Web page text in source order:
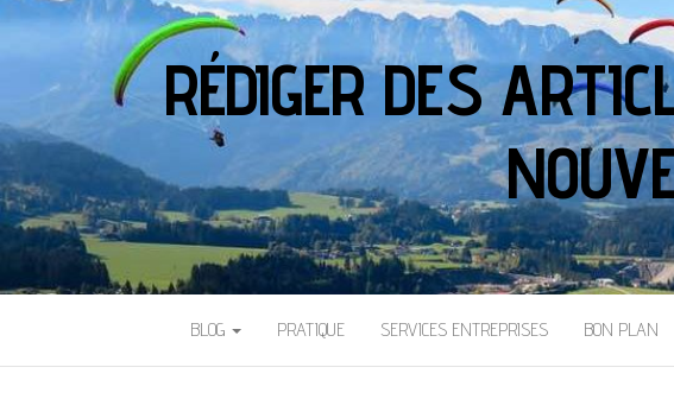
RÉDIGER DES
BLOG PRATIQUE SERVICES ENTREPRISES BON PLAN